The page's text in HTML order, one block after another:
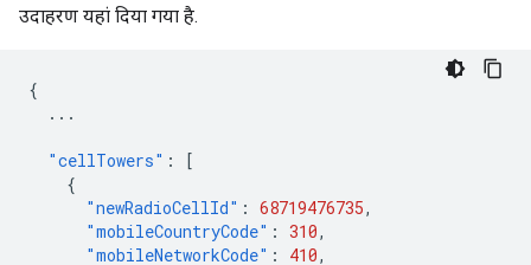
उदाहरण यहां दिया गया है.
{
...
"cellTowers" :
[
{
"newRadioCellId" : 68719476735,
"mobileCountryCode" : 310,
"mobileNetworkCode" : 410,